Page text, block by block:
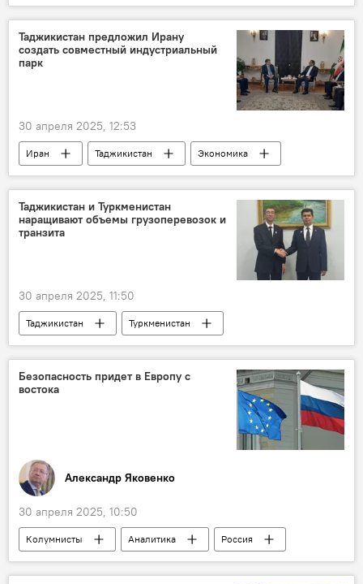
Таджикистан
Саудовская Аравия
Таджикистан предложил Ирану
создать совместный индустриальный
парк
30 апреля 2025, 12:53
Иран Таджикистан
Экономика
Промышленность
Таджикистан и Туркменистан
наращивают объемы грузоперевозок и
транзита
30 апреля 2025, 11:50
Таджикистан
Туркменистан
сотрудничество
Безопасность придет в Европу с
востока
Александр Яковенко
30 апреля 2025, 10:50
Колумнисты Аналитика
Россия
Мир
Европа и ЕС Политика